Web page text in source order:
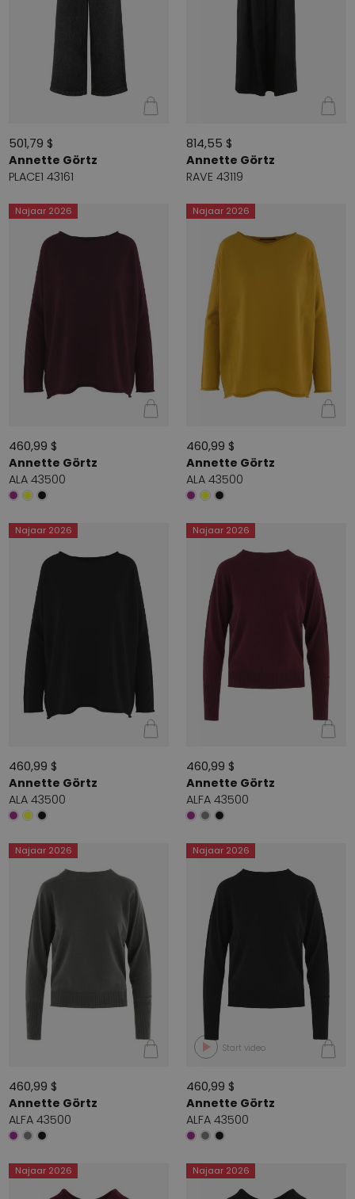
501,79 $
Annette Görtz
PLACE1 43161
814,55 $
Annette Görtz
RAVE 43119
Najaar 2026
460,99 $
Annette Görtz
ALA 43500
Najaar 2026
460,99 $
Annette Görtz
ALA 43500
Najaar 2026
460,99 $
Annette Görtz
ALA 43500
Najaar 2026
460,99 $
Annette Görtz
ALFA 43500
Najaar 2026
460,99 $
Annette Görtz
ALFA 43500
Najaar 2026
Start video
460,99 $
Annette Görtz
ALFA 43500
Najaar 2026 Najaar 2026